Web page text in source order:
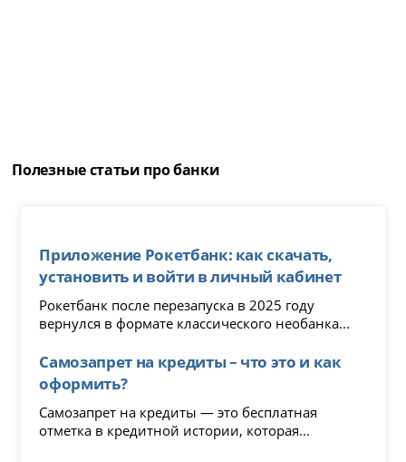
Полезные статьи про банки
Приложение Рокетбанк: как скачать,
установить и войти в личный кабинет
Рокетбанк после перезапуска в 2025 году
вернулся в формате классического необанка...
Самозапрет на кредиты – что это и как
оформить?
Самозапрет на кредиты — это бесплатная
отметка в кредитной истории, которая...